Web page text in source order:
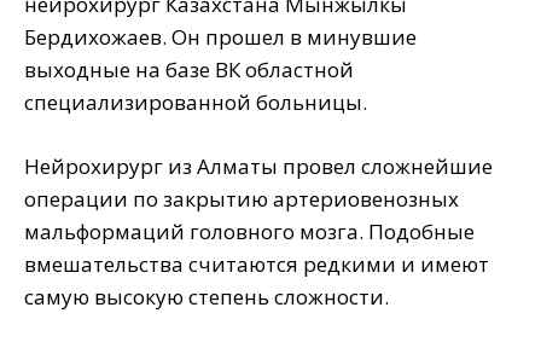
Бердихожаев. Он прошел в минувшие
выходные на базе ВК областной
специализированной больницы.
Нейрохирург из Алматы провел сложнейшие
операции по закрытию артериовенозных
мальформаций головного мозга. Подобные
вмешательства считаются редкими и имеют
самую высокую степень сложности.